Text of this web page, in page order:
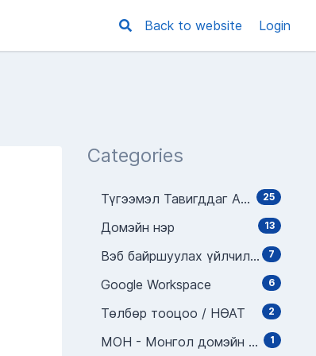
Back to website Login
Categories
25
Түгээмэл Тавигддаг Асуултууд
13
Домэйн нэр
7
Вэб байршуулах үйлчилгээ
6
Google Workspace
2
Төлбөр тооцоо / НӨАТ
1
МОН - Монгол домэйн нэр